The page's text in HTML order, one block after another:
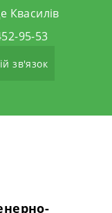
Квасилів
95-53
зв'язок